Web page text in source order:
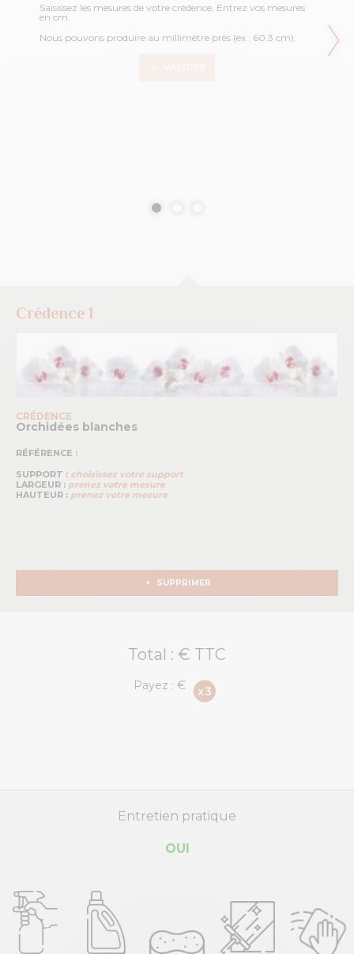
Saisissez les mesures de votre crédence. Entrez vos mesures
en cm.
Nous pouvons produire au millimètre près (ex : 60.3 cm).
Crédence 1
CRÉDENCE
Orchidées blanches
RÉFÉRENCE :
SUPPORT : choisissez votre support
LARGEUR : prenez votre mesure
HAUTEUR : prenez votre mesure
SUPPRIMER
Total : € TTC
Payez :€
Entretien pratique
OUI